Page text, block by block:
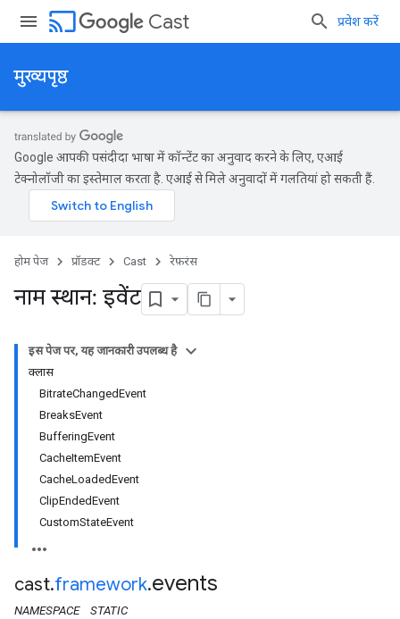
cast Cast प्रवेश करें
मुख्यपृष्ठ
Google आपकी पसंदीदा भाषा में कॉन्टेंट का अनुवाद करने के लिए, एआई
टेक्नोलॉजी का इस्तेमाल करता है. एआई से मिले अनुवादों में गलतियां हो सकती हैं.
होम पेज प्रॉडक्ट Cast रेफ़रंस
नाम स्थान: इवेंट
इस पेज पर, यह जानकारी उपलब्ध है
क्लास
BitrateChangedEvent
BreaksEvent
BufferingEvent
CacheItemEvent
CacheLoadedEvent
ClipEndedEvent
CustomStateEvent
cast.framework.events
NAMESPACE STATIC